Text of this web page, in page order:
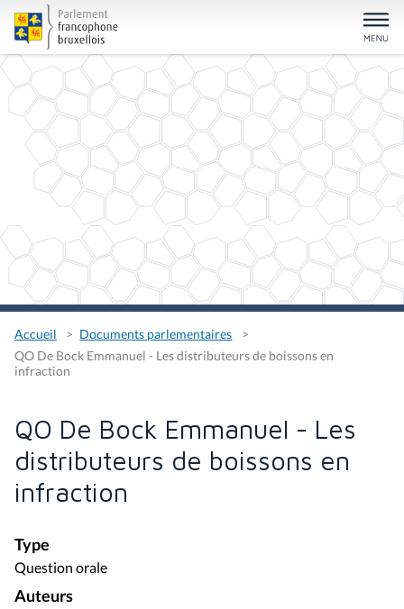
Accueil
Documents parlementaires
QO De Bock Emmanuel - Les distributeurs de boissons en
infraction
QO De Bock Emmanuel - Les
distributeurs de boissons en
infraction
Type
Question orale
Auteurs